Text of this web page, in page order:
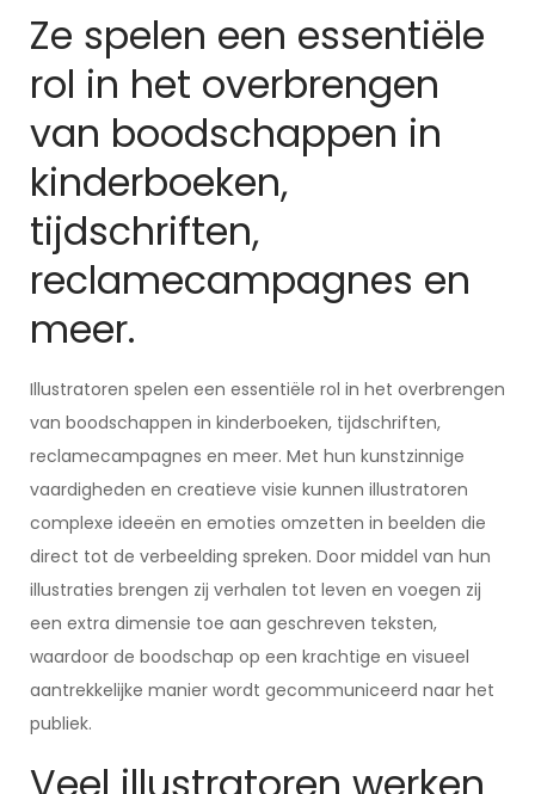
Ze spelen een essentiële
rol in het overbrengen
van boodschappen in
kinderboeken,
tijdschriften,
reclamecampagnes en
meer.
Illustratoren spelen een essentiële rol in het overbrengen
van boodschappen in kinderboeken, tijdschriften,
reclamecampagnes en meer. Met hun kunstzinnige
vaardigheden en creatieve visie kunnen illustratoren
complexe ideeën en emoties omzetten in beelden die
direct tot de verbeelding spreken. Door middel van hun
illustraties brengen zij verhalen tot leven en voegen zij
een extra dimensie toe aan geschreven teksten,
waardoor de boodschap op een krachtige en visueel
aantrekkelijke manier wordt gecommuniceerd naar het
publiek.